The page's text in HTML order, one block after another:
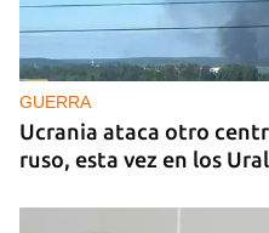
GUERRA
Ucrania ataca otro
ruso, esta vez en los